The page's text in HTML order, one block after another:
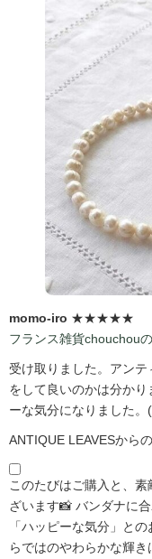
momo-iro ★★★★★
フランス雑貨chouchou
受け取りました。アン
をして良いのかは分か
ーな気分になりました
ANTIQUE LEAVESから
このたびはご購入と、
ざいます📸 バンダナに
「ハッピーな気分」と
らではのやわらかな輝